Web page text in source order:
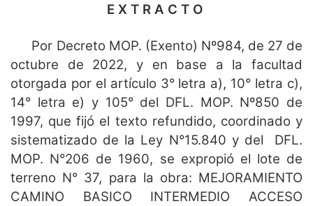
E X T R A C T O
Por Decreto MOP. (Exento) Nº984, de 27 de
octubre de 2022, y en base a la facultad
otorgada por el artículo 3° letra a), 10° letra c),
14° letra e) y 105° del DFL. MOP. Nº850 de
1997, que fijó el texto refundido, coordinado y
sistematizado de la Ley N°15.840 y del DFL.
MOP. N°206 de 1960, se expropió el lote de
terreno N° 37, para la obra: MEJORAMIENTO
CAMINO BASICO INTERMEDIO ACCESO